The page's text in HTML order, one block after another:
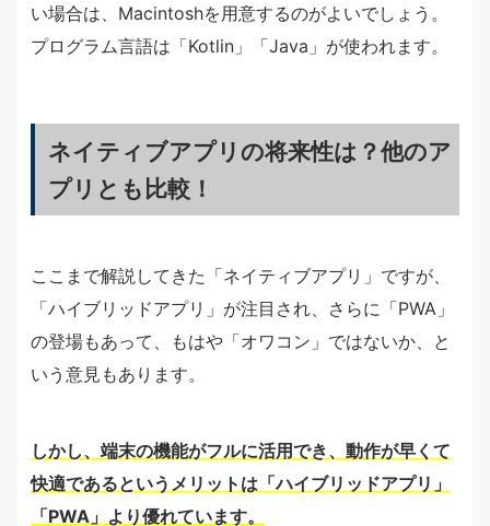
い場合は、Macintoshを用意するのがよいでしょう。
プログラム言語は「Kotlin」「Java」が使われます。
ネイティブアプリの将来性は？他のア
プリとも比較！
ここまで解説してきた「ネイティブアプリ」ですが、
「ハイブリッドアプリ」が注目され、さらに「PWA」
の登場もあって、もはや「オワコン」ではないか、と
いう意見もあります。
しかし、端末の機能がフルに活用でき、動作が早くて
快適であるというメリットは「ハイブリッドアプリ」
「PWA」より優れています。